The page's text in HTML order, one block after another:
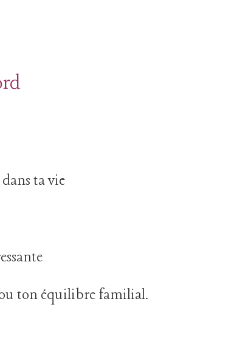
ta vie
ton équilibre familial.